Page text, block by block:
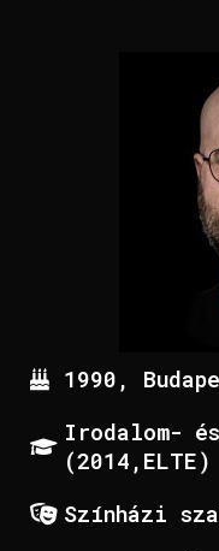
1990,
Irodalom-
(2014,ELTE)
Színházi